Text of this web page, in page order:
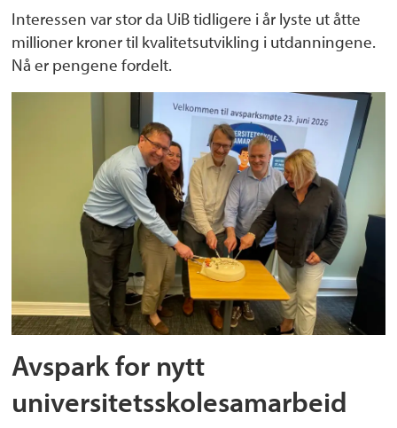
Interessen var stor da UiB tidligere i år lyste ut åtte
millioner kroner til kvalitetsutvikling i utdanningene.
Nå er pengene fordelt.
Avspark for nytt
universitetsskolesamarbeid